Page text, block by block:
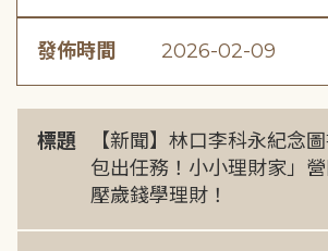
發佈時間 2026-02-09
標題
【新聞】林口李科永紀念
包出任務！小小理財家」
壓歲錢學理財！